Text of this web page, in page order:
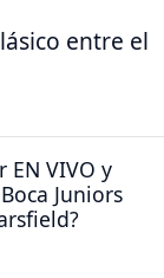
entre el
EN VIVO y
Juniors